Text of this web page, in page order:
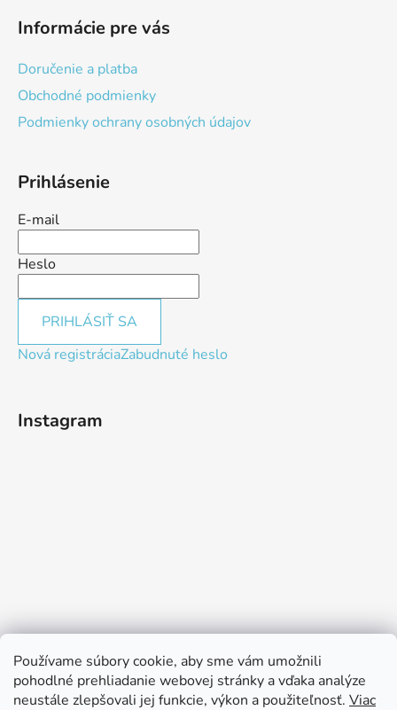
Používame súbory cookie, aby sme vám umožnili
pohodlné prehliadanie webovej stránky a vďaka analýze
neustále zlepšovali jej funkcie, výkon a použiteľnosť. Viac
Informácie pre vás
Doručenie a platba
Obchodné podmienky
Podmienky ochrany osobných údajov
Prihlásenie
E-mail
Heslo
PRIHLÁSIŤ SA
Nová registráciaZabudnuté heslo
Instagram